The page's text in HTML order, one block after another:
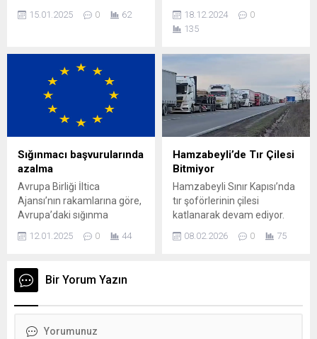
yönündeki çağrıların
biletlerini taklit etmesi
gereken ve “sınır dışı edilme
biletleri” olarak ilan edilen el
ilanları dağıtmıştı. Biletlerin
özellikle göçmen kökenli
kişilere mi yoksa tüm
sakinlere mi gönderildiği
henüz belli değil. Federal...
15.01.2025 0 62
belgelerin tespitinde polis
memurlarının işini
Kapıkule Sınır Kapısı’ndan
sahte evrakla geçmek
isteyen 90 şüpheli tespit
edildi. EDİRNE (AA) –
GÖKHAN ZOBAR – Dünyanın
en işlek sınır kapılarından
Kapıkule’de yolcuların sahte
pasaport ve kimlikleri,...
18.12.2024
0
135
Sığınmacı başvurularında
azalma
Avrupa Birliği İltica
Ajansı’nın rakamlarına göre,
Avrupa’daki sığınma
başvurularının sayısı 2024’te
yüzde 12 civarında azaldı.
bilinen kriz bölgelerinden
kaçıyor. AB’nin yanı sıra
sayısı geçen yıl yaklaşık
12.01.2025 0 44
Hamzabeyli’de Tır Çilesi
Bitmiyor
Hamzabeyli Sınır Kapısı’nda
tır şoförlerinin çilesi
katlanarak devam ediyor.
GTİ’ye ait yeni tır parkının
kapatılmasıyla birlikte
08.02.2026 0 75
Bir Yorum Yazın